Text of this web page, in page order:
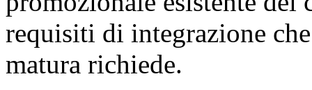
requisiti di integrazione
matura richiede.